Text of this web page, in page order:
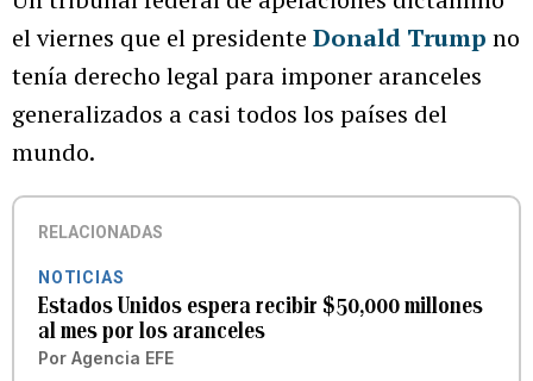
el viernes que el presidente Donald Trump no
tenía derecho legal para imponer aranceles
generalizados a casi todos los países del
mundo.
RELACIONADAS
NOTICIAS
Estados Unidos espera recibir $50,000 millones
al mes por los aranceles
Por Agencia EFE